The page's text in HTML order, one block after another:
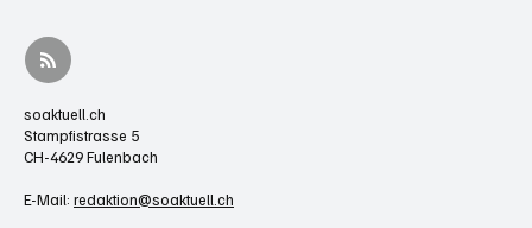
soaktuell.ch
Stampfistrasse 5
CH-4629 Fulenbach
E-Mail: redaktion@soaktuell.ch